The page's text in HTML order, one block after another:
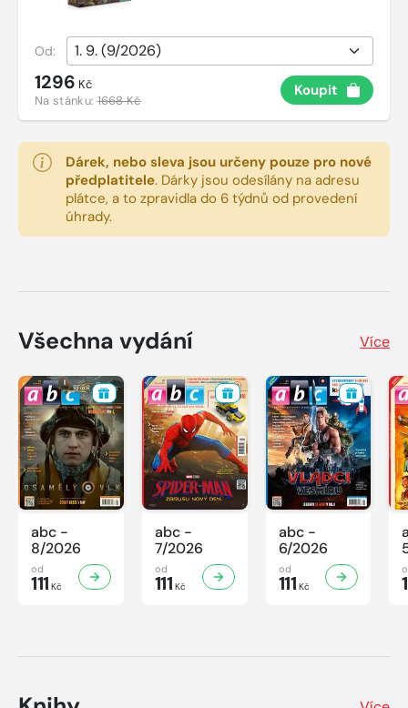
Od:
1296 Kč
Na stánku:1668 Kč
Koupit
Dárek, nebo sleva jsou určeny pouze pro nové
předplatitele. Dárky jsou odesílány na adresu
plátce, a to zpravidla do 6 týdnů od provedení
úhrady.
Všechna vydání Více
abc -
8/2026
od
111 Kč
abc -
7/2026
od
111 Kč
abc -
6/2026
od
111 Kč